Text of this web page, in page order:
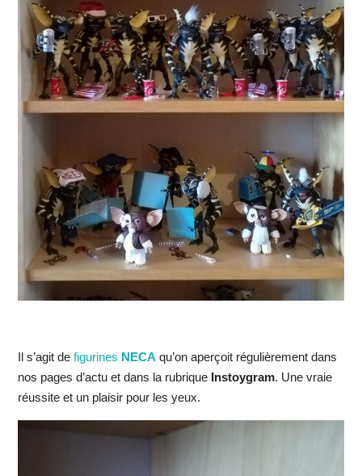
Il s’agit de figurines NECA qu’on aperçoit régulièrement dans
nos pages d’actu et dans la rubrique Instoygram. Une vraie
réussite et un plaisir pour les yeux.